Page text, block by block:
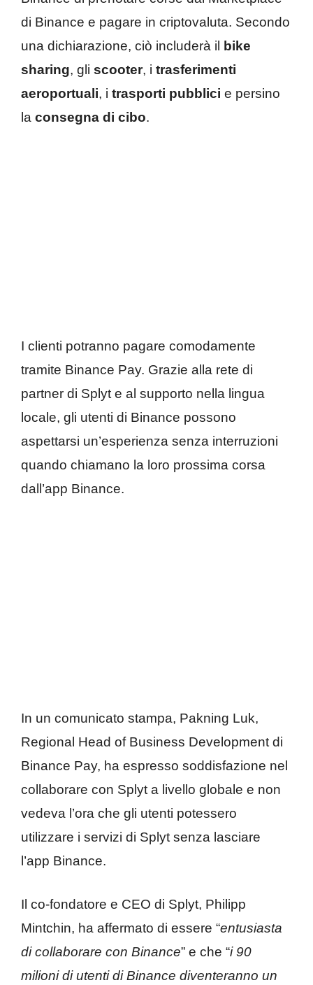
di Binance e pagare in criptovaluta. Secondo
una dichiarazione, ciò includerà il
bike
sharing, gli scooter, i trasferimenti
aeroportuali, i trasporti pubblici e persino
la consegna di cibo.
I clienti potranno pagare comodamente
tramite Binance Pay. Grazie alla rete di
partner di Splyt e al supporto nella lingua
locale, gli utenti di Binance possono
aspettarsi un’esperienza senza interruzioni
quando chiamano la loro prossima corsa
dall’app Binance.
In un comunicato stampa, Pakning Luk,
Regional Head of Business Development di
Binance Pay, ha espresso soddisfazione nel
collaborare con Splyt a livello globale e non
vedeva l’ora che gli utenti potessero
utilizzare i servizi di Splyt senza lasciare
l’app Binance.
Il co-fondatore e CEO di Splyt, Philipp
Mintchin, ha affermato di essere “entusiasta
di collaborare con Binance” e che “i 90
milioni di utenti di Binance diventeranno un